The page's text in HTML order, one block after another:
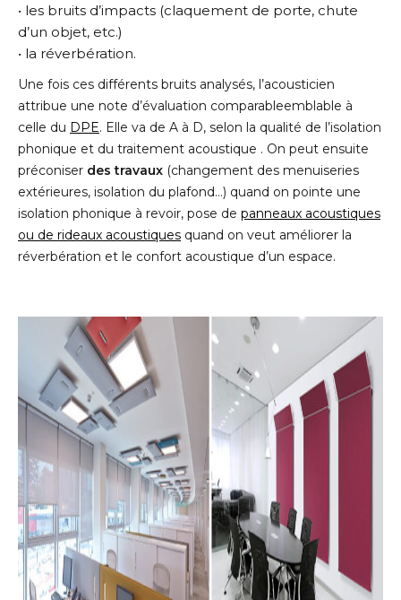
• les bruits d’impacts (claquement de porte, chute
d’un objet, etc.)
• la réverbération.
Une fois ces différents bruits analysés, l’acousticien
attribue une note d’évaluation comparableemblable à
celle du DPE. Elle va de A à D, selon la qualité de l’isolation
phonique et du traitement acoustique . On peut ensuite
préconiser des travaux (changement des menuiseries
extérieures, isolation du plafond…) quand on pointe une
isolation phonique à revoir, pose de panneaux acoustiques
ou de rideaux acoustiques quand on veut améliorer la
réverbération et le confort acoustique d’un espace.